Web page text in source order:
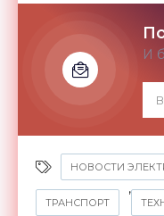
И
НОВОСТИ
ТРАНСПОРТ
,